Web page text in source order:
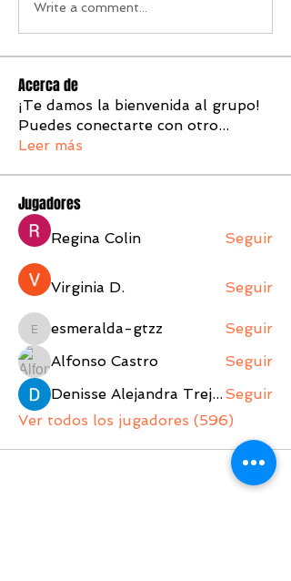
Write a comment...
Acerca de
¡Te damos la bienvenida al grupo!
Puedes conectarte con otro...
Leer más
Jugadores
Regina Colin Seguir
Virginia D. Seguir
esmeralda-gtzz
esmeralda-gtzz
Seguir
Alfonso Castro
Seguir
Denisse Alejandra Trejo Lopez Seguir
Ver todos los jugadores (596)